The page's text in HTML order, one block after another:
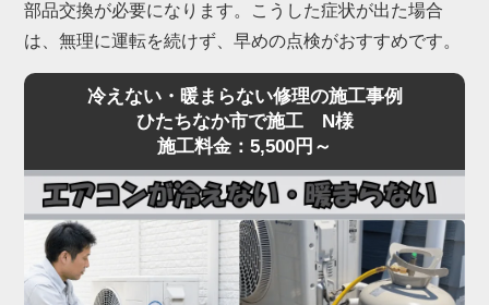
部品交換が必要になります。こうした症状が出た場合
は、無理に運転を続けず、早めの点検がおすすめです。
冷えない・暖まらない修理の施工事例
ひたちなか市で施工 N様
施工料金：5,500円～